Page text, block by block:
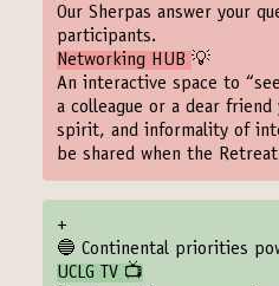
Our Sherpas answer your
participants.
Networking HUB 💡
An interactive space to
a colleague or a dear
spirit, and informality of
be shared when the
+
🔵 Continental priorities
UCLG TV 📺